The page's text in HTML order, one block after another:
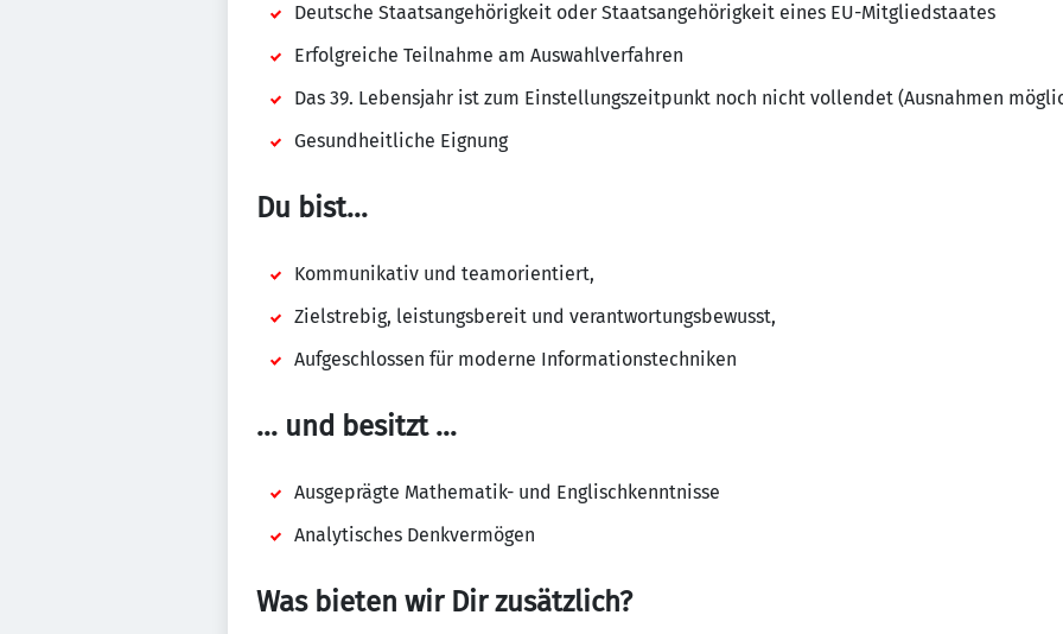
Deutsche Staatsangehörigkeit oder Staatsangehörigkeit eines EU-Mitgliedstaates
Erfolgreiche Teilnahme am Auswahlverfahren
Das 39. Lebensjahr ist zum Einstellungszeitpunkt noch nicht vollendet (Ausnahmen
Gesundheitliche Eignung
Du bist…
Kommunikativ und teamorientiert,
Zielstrebig, leistungsbereit und verantwortungsbewusst,
Aufgeschlossen für moderne Informationstechniken
… und besitzt …
Ausgeprägte Mathematik- und Englischkenntnisse
Analytisches Denkvermögen
Was bieten wir Dir zusätzlich?